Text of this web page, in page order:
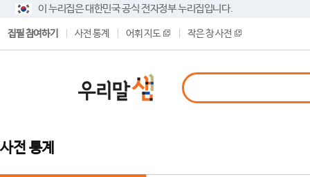
이 누리집은 대한민국 공식 전자정부 누리집입니다.
집필 참여하기 사전 통계 어휘 지도 작은 창 사전
사전 통계